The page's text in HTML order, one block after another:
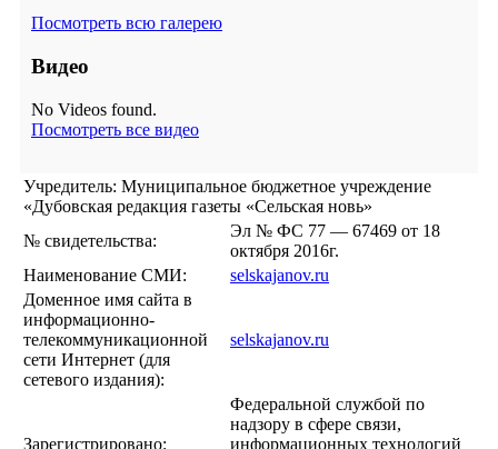
Посмотреть всю галерею
Видео
No Videos found.
Посмотреть все видео
Учредитель: Муниципальное бюджетное учреждение
«Дубовская редакция газеты «Сельская новь»
№ свидетельства:
Эл № ФС 77 — 67469 от 18
октября 2016г.
Наименование СМИ:
selskajanov.ru
Доменное имя сайта в
информационно-
телекоммуникационной
сети Интернет (для
сетевого издания):
selskajanov.ru
Зарегистрировано:
Федеральной службой по
надзору в сфере связи,
информационных технологий